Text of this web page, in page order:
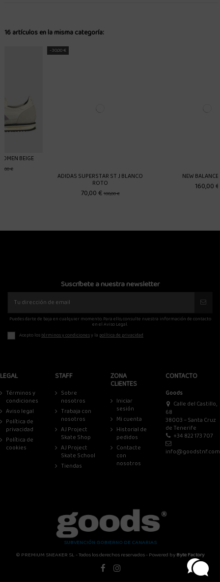
16 artículos en la misma categoría:
ADIDAS SUPERSTAR ST J BLANCO NEW BALANCE 1906
Suscríbete a nuestra newsletter
Puedes darte de baja en cualquier momento. Para ello, consulte nuestra información de contacto
en el Aviso Legal.
Acepto lostérminos y condicionesy la política de privacidad
LEGAL
Términos y
condiciones
Aviso legal
Política de
privacidad
Política de
cookies
STAFF
Sobre
nosotros
Trabaja con
nosotros
AJ Project
Skate Shop
AJ Project
Skate School
Tiendas
ZONA
CLIENTES
Iniciar
sesión
Mi cuenta
Historial de
pedidos
Contacte
con
nosotros
CONTACTO
Goods
Calle del Castillo,
68
38003 – Santa Cruz
de Tenerife
+34 822 173 707
info@goodstnf.com
SUBVENCIÓN GOBIERNO DE CANARIAS
© PREMIUM SNEAKER SL - Todos los derechos reservados - Powered byByte Factory